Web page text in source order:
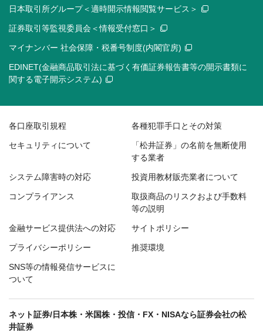
日本取引所グループ＜適時開示情報閲覧サービス＞
証券取引等監視委員会＜情報受付窓口＞
マイナンバー 社会保障・税番号制度(内閣官房)
EDINET(金融商品取引法に基づく有価証券報告書等の開示書類に
関する電子開示システム)
各口座取引規程 各種犯罪手口とその対策
セキュリティについて
「松井証券」の名前を無断使用
する業者
システム障害時の対応 投資用教材販売業者について
コンプライアンス
取扱商品のリスクおよび手数料
等の説明
金融サービス提供法への対応 サイトポリシー
プライバシーポリシー 推奨環境
SNS等の情報発信サービスに
ついて
ネット証券/日本株・米国株・投信・FX・NISAなら証券会社の松
井証券